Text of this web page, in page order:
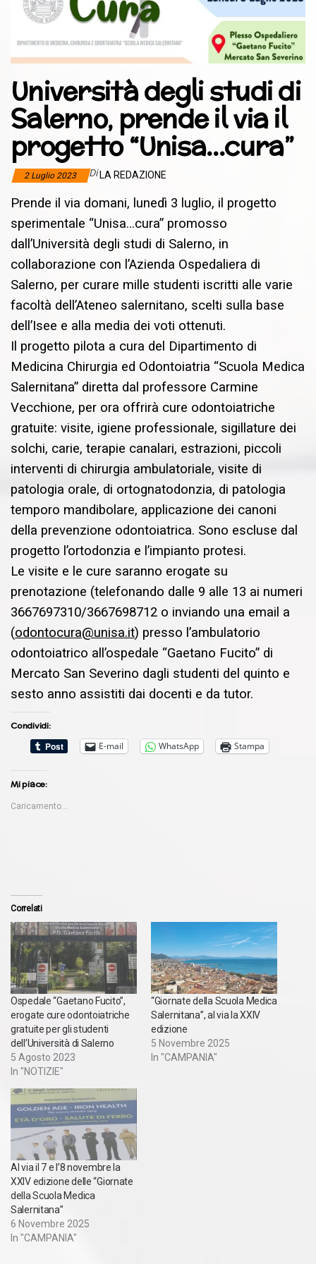
Università degli studi di
Salerno, prende il via il
progetto “Unisa…cura”
2 Luglio 2023 Di LA REDAZIONE
Prende il via domani, lunedì 3 luglio, il progetto
sperimentale “Unisa…cura” promosso
dall’Università degli studi di Salerno, in
collaborazione con l’Azienda Ospedaliera di
Salerno, per curare mille studenti iscritti alle varie
facoltà dell’Ateneo salernitano, scelti sulla base
dell’Isee e alla media dei voti ottenuti.
Il progetto pilota a cura del Dipartimento di
Medicina Chirurgia ed Odontoiatria “Scuola Medica
Salernitana” diretta dal professore Carmine
Vecchione, per ora offrirà cure odontoiatriche
gratuite: visite, igiene professionale, sigillature dei
solchi, carie, terapie canalari, estrazioni, piccoli
interventi di chirurgia ambulatoriale, visite di
patologia orale, di ortognatodonzia, di patologia
temporo mandibolare, applicazione dei canoni
della prevenzione odontoiatrica. Sono escluse dal
progetto l’ortodonzia e l’impianto protesi.
Le visite e le cure saranno erogate su
prenotazione (telefonando dalle 9 alle 13 ai numeri
3667697310/3667698712 o inviando una email a
(odontocura@unisa.it) presso l’ambulatorio
odontoiatrico all’ospedale “Gaetano Fucito” di
Mercato San Severino dagli studenti del quinto e
sesto anno assistiti dai docenti e da tutor.
Condividi:
E-mail
WhatsApp Stampa
Mi piace:
Caricamento...
Correlati
Ospedale “Gaetano Fucito”,
erogate cure odontoiatriche
gratuite per gli studenti
dell’Università di Salerno
5 Agosto 2023
In "NOTIZIE"
“Giornate della Scuola Medica
Salernitana”, al via la XXIV
edizione
5 Novembre 2025
In "CAMPANIA"
Al via il 7 e l’8 novembre la
XXIV edizione delle “Giornate
della Scuola Medica
Salernitana”
6 Novembre 2025
In "CAMPANIA"